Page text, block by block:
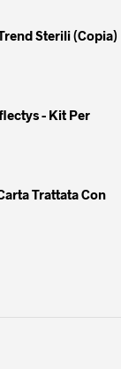
Sterili (Copia)
- Kit Per
Trattata Con